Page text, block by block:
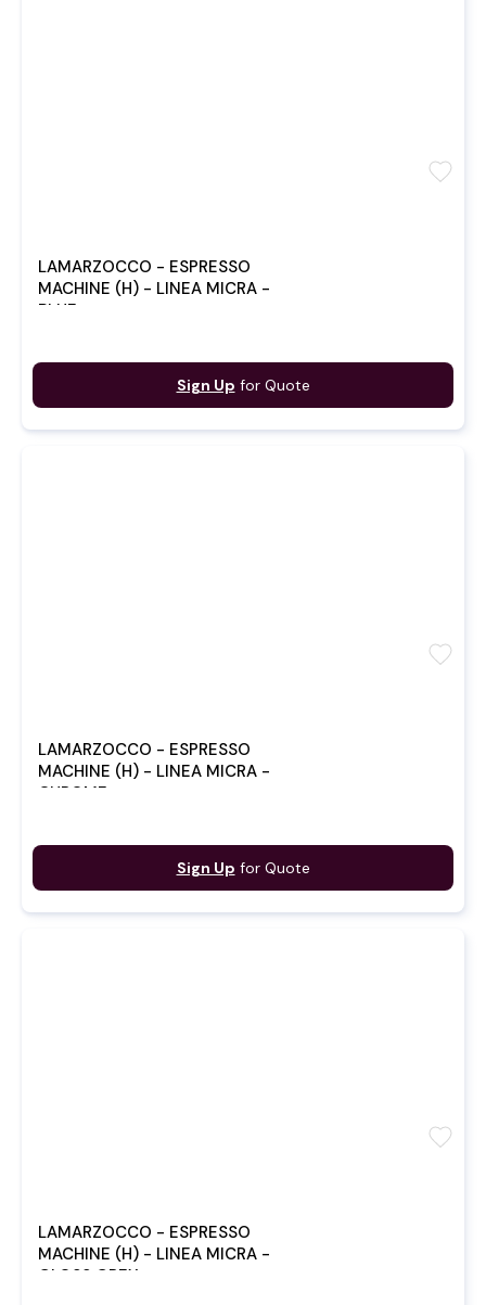
LAMARZOCCO - ESPRESSO
MACHINE (H) - LINEA MICRA -
BLUE
Sign Up for Quote
favorite
LAMARZOCCO - ESPRESSO
MACHINE (H) - LINEA MICRA -
CHROME
Sign Up for Quote
favorite
LAMARZOCCO - ESPRESSO
MACHINE (H) - LINEA MICRA -
GLOSS GREY
favorite